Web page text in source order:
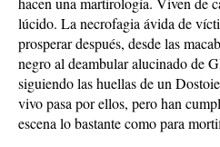
lúcido. La necrofagia ávida de
prosperar después, desde las
negro al deambular alucinado de
siguiendo las huellas de un
vivo pasa por ellos, pero han
escena lo bastante como para